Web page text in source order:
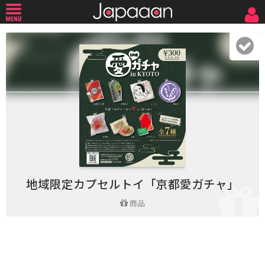
地域限定カプセルトイ「京都愛ガチャ」
商品